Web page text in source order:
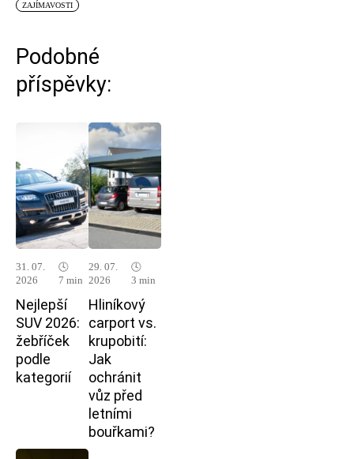
ZAJÍMAVOSTI
Podobné
příspěvky:
31. 07.
2026
🕓
7 min
Nejlepší
SUV 2026:
žebříček
podle
kategorií
29. 07.
2026
🕓
3 min
Hliníkový
carport vs.
krupobití:
Jak
ochránit
vůz před
letními
bouřkami?